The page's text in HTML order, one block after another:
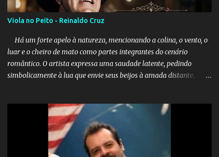
Viola no Peito - Reinaldo Cruz
Há um forte apelo à natureza, mencionando a colina, o vento, o
luar e o cheiro de mato como partes integrantes do cenário
romântico. O artista expressa uma saudade latente, pedindo
simbolicamente à lua que envie seus beijos à amada distante. A
destino. Reinaldo Cruz enfatiza que seu coração nasceu para ela e
que continuará esperando enquanto houver canções para entoar. A
obra conclui como uma promessa de fidelidade e esperança no
reencontro, unindo a tradição da viola com o sentimento universal